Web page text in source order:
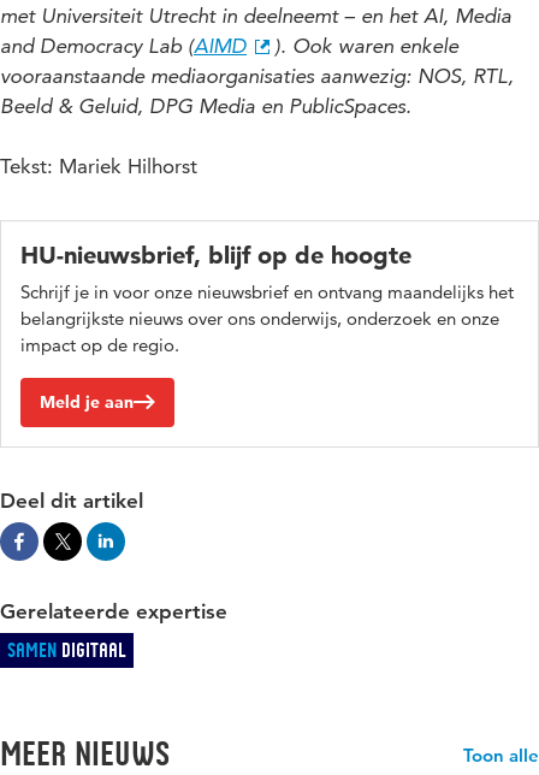
met Universiteit Utrecht in deelneemt – en het AI, Media
and Democracy Lab (AIMD
). Ook waren enkele
vooraanstaande mediaorganisaties aanwezig: NOS, RTL,
Beeld & Geluid, DPG Media en PublicSpaces.
Tekst: Mariek Hilhorst
HU-nieuwsbrief, blijf op de hoogte
Schrijf je in voor onze nieuwsbrief en ontvang maandelijks het
belangrijkste nieuws over ons onderwijs, onderzoek en onze
impact op de regio.
Meld je aan
Deel dit artikel
Gerelateerde expertise
Samen Digitaal
Meer nieuws Toon alle